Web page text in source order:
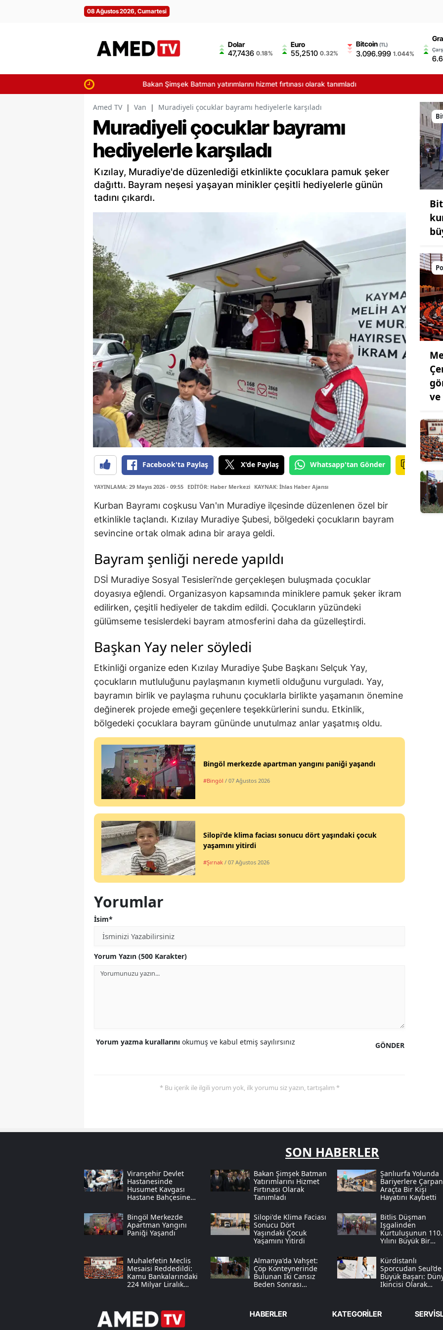
08 Ağustos 2026, Cumartesi
Dolar
47,7436 0.18%
Euro
55,2510 0.32%
Bitcoin (TL)
3.096.999 1.044%
Bakan Şimşek Batman yatırımlarını hizmet fırtınası olarak tanımladı
Amed TV | Van | Muradiyeli çocuklar bayramı hediyelerle karşıladı
Muradiyeli çocuklar bayramı
hediyelerle karşıladı
Kızılay, Muradiye'de düzenlediği etkinlikte çocuklara pamuk şeker
dağıttı. Bayram neşesi yaşayan minikler çeşitli hediyelerle günün
tadını çıkardı.
Facebook'ta Paylaş X'de Paylaş Whatsapp'tan Gönder
YAYINLAMA: 29 Mayıs 2026 - 09:55 EDİTÖR: Haber Merkezi KAYNAK: İhlas Haber Ajansı
Kurban Bayramı coşkusu Van'ın Muradiye ilçesinde düzenlenen özel bir
etkinlikle taçlandı. Kızılay Muradiye Şubesi, bölgedeki çocukların bayram
sevincine ortak olmak adına bir araya geldi.
Bayram şenliği nerede yapıldı
DSİ Muradiye Sosyal Tesisleri’nde gerçekleşen buluşmada çocuklar
doyasıya eğlendi. Organizasyon kapsamında miniklere pamuk şeker ikram
edilirken, çeşitli hediyeler de takdim edildi. Çocukların yüzündeki
gülümseme tesislerdeki bayram atmosferini daha da güzelleştirdi.
Başkan Yay neler söyledi
Etkinliği organize eden Kızılay Muradiye Şube Başkanı Selçuk Yay,
çocukların mutluluğunu paylaşmanın kıymetli olduğunu vurguladı. Yay,
bayramın birlik ve paylaşma ruhunu çocuklarla birlikte yaşamanın önemine
değinerek projede emeği geçenlere teşekkürlerini sundu. Etkinlik,
bölgedeki çocuklara bayram gününde unutulmaz anlar yaşatmış oldu.
Bingöl merkezde apartman yangını paniği yaşandı
#Bingöl / 07 Ağustos 2026
Silopi'de klima faciası sonucu dört yaşındaki çocuk
yaşamını yitirdi
#Şırnak / 07 Ağustos 2026
Yorumlar
İsim*
Yorum Yazın (500 Karakter)
GÖNDER
Yorum yazma kurallarını okumuş ve kabul etmiş sayılırsınız
* Bu içerik ile ilgili yorum yok, ilk yorumu siz yazın, tartışalım *
ve
SON HABERLER
Viranşehir Devlet
Hastanesinde
Husumet Kavgası
Hastane Bahçesine
Bakan Şimşek Batman
Yatırımlarını Hizmet
Fırtınası Olarak
Tanımladı
Şanlıurfa Yolunda
Bariyerlere Çarpan
Araçta Bir Kişi
Hayatını Kaybetti
Bingöl Merkezde
Apartman Yangını
Paniği Yaşandı
Silopi'de Klima Faciası
Sonucu Dört
Yaşındaki Çocuk
Yaşamını Yitirdi
Bitlis Düşman
Işgalinden
Kurtuluşunun 110.
Yılını Büyük Bir
Muhalefetin Meclis
Mesaisi Reddedildi:
Kamu Bankalarındaki
224 Milyar Liralık
Almanya'da Vahşet:
Çöp Konteynerinde
Bulunan Iki Cansız
Beden Sonrası
Kürdistanlı
Sporcudan Seul’de
Büyük Başarı:
Ikincisi Olarak
HABERLER KATEGORİLER